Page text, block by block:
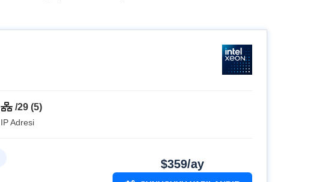
/29 (5)
IP Adresi
$359/ay